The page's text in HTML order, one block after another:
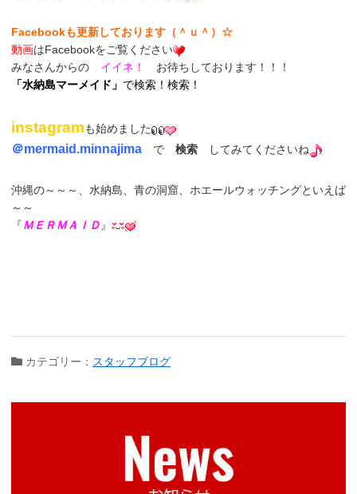
Facebookも更新しております（＾ｕ＾）☆
動画はFacebookをご覧ください
みなさんからの イイネ！
お待ちしております！！！
「水納島マーメイド 」 で検索！検索！
instagramも始めました
＠mermaid.minnajima で 検索 してみてくださいね
沖縄の～～～、水納島、青の洞窟、ホエールウォッチングといえば
～～
『ＭＥＲＭＡＩＤ』
カテゴリー： スタッフブログ